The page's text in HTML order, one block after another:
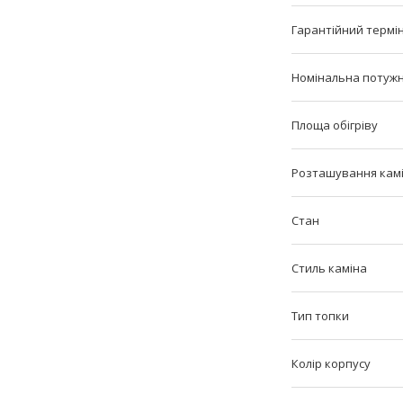
Гарантійний
Номінальна
Площа обігріву
Розташування
Стан
Стиль каміна
Тип топки
Колір корпусу